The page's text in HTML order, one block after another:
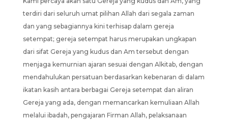
terdiri dari seluruh umat pilihan Allah dari segala zaman
dan yang sebagiannya kini terhisap dalam gereja
setempat; gereja setempat harus merupakan ungkapan
dari sifat Gereja yang kudus dan Am tersebut dengan
menjaga kemurnian ajaran sesuai dengan Alkitab, dengan
mendahulukan persatuan berdasarkan kebenaran di dalam
ikatan kasih antara berbagai Gereja setempat dan aliran
Gereja yang ada, dengan memancarkan kemuliaan Allah
melalui ibadah, pengajaran Firman Allah, pelaksanaan